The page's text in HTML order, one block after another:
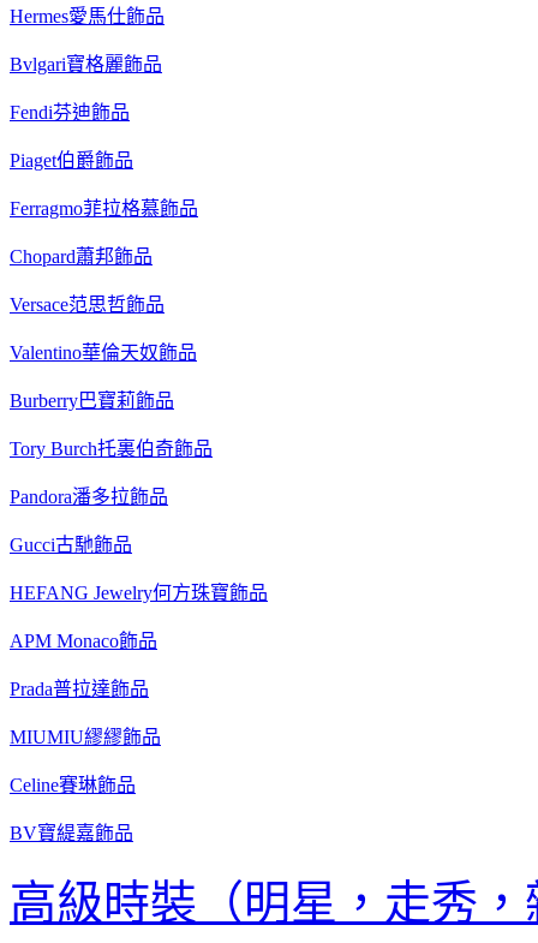
Hermes愛馬仕飾品
Bvlgari寶格麗飾品
Fendi芬迪飾品
Piaget伯爵飾品
Ferragmo菲拉格慕飾品
Chopard蕭邦飾品
Versace范思哲飾品
Valentino華倫天奴飾品
Burberry巴寶莉飾品
Tory Burch托裏伯奇飾品
Pandora潘多拉飾品
Gucci古馳飾品
HEFANG Jewelry何方珠寶飾品
APM Monaco飾品
Prada普拉達飾品
MIUMIU繆繆飾品
Celine賽琳飾品
BV寶緹嘉飾品
高級時裝（明星，走秀，